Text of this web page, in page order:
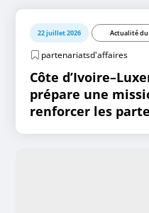
22 juillet 2026 Actualité du
partenariatsd'affaires
Côte
prépare une
renforcer les